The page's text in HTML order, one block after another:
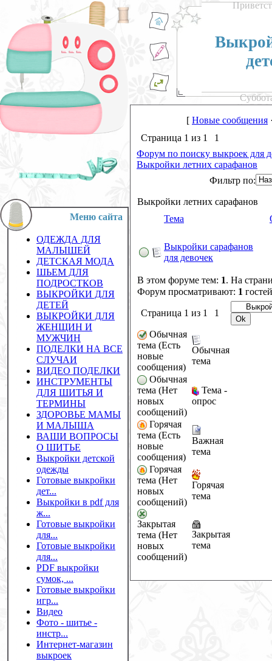
Меню сайта
ОДЕЖДА ДЛЯ
МАЛЫШЕЙ
ДЕТСКАЯ МОДА
ШЬЕМ ДЛЯ
ПОДРОСТКОВ
ВЫКРОЙКИ ДЛЯ
ДЕТЕЙ
ВЫКРОЙКИ ДЛЯ
ЖЕНЩИН И
МУЖЧИН
ПОДЕЛКИ НА ВСЕ
СЛУЧАИ
ВИДЕО ПОДЕЛКИ
ИНСТРУМЕНТЫ
ДЛЯ ШИТЬЯ И
ТЕРМИНЫ
ЗДОРОВЬЕ МАМЫ
И МАЛЫША
ВАШИ ВОПРОСЫ
О ШИТЬЕ
Выкройки детской
одежды
Готовые выкройки
дет...
Выкройки в pdf для
ж...
Готовые выкройки
для...
Готовые выкройки
для...
PDF выкройки
сумок, ...
Готовые выкройки
игр...
Видео
Фото - шитье -
инстр...
Интернет-магазин
выкроек
[ Новые сообщения
Страница 1 из 1
1
Форум по поиску выкроек для
Выкройки летних сарафанов
Фильтр по:
Выкройки летних сарафанов
Тема
Выкройки сарафанов
для девочек
В этом форуме тем: 1. На
Форум просматривают: 1 гостей
Страница 1 из 1 1
Обычная
тема (Есть
новые
сообщения)
Обычная
тема
Обычная
тема (Нет
новых
сообщений)
Тема -
опрос
Горячая
тема (Есть
новые
сообщения)
Важная
тема
Горячая
тема (Нет
новых
сообщений)
Горячая
тема
Закрытая
тема (Нет
новых
сообщений)
Закрытая
тема